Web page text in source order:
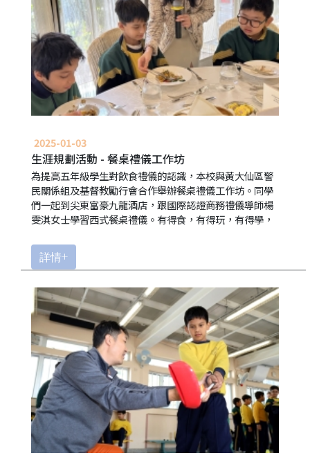
2025-01-03
生涯規劃活動 - 餐桌禮儀工作坊
為提高五年級學生對飲食禮儀的認識，本校與黃大仙區警
民關係組及基督教勵行會合作舉辦餐桌禮儀工作坊。同學
們一起到尖東富豪九龍酒店，跟國際認證商務禮儀導師楊
雯淇女士學習西式餐桌禮儀。有得食，有得玩，有得學，
詳情+